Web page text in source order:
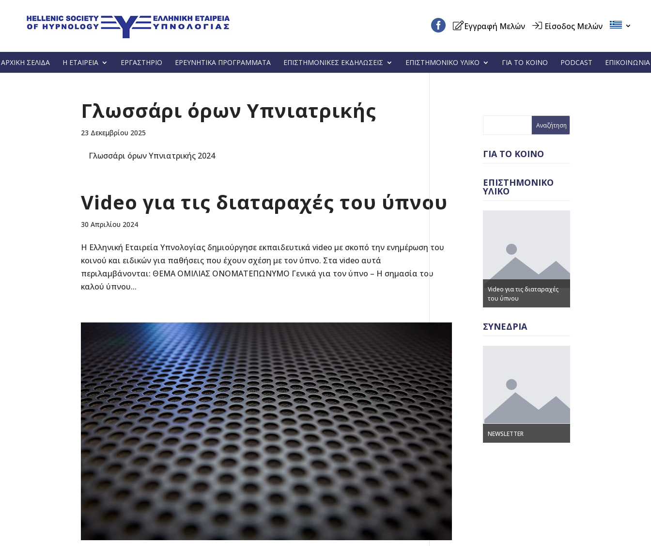
Εγγραφή Μελών Είσοδος Μελών
ΑΡΧΙΚΗ ΣΕΛΙΔΑ Η ΕΤΑΙΡΕΙΑ ΕΡΓΑΣΤΗΡΙΟ ΕΡΕΥΝΗΤΙΚΑ ΠΡΟΓΡΑΜΜΑΤΑ ΕΠΙΣΤΗΜΟΝΙΚΕΣ ΕΚΔΗΛΩΣΕΙΣ ΕΠΙΣΤΗΜΟΝΙΚΟ ΥΛΙΚΟ ΓΙΑ ΤΟ ΚΟΙΝΟ PODCAST ΕΠΙΚΟΙΝΩΝΙΑ
Γλωσσάρι όρων Υπνιατρικής
23 Δεκεμβρίου 2025
Γλωσσάρι όρων Υπνιατρικής 2024
Video για τις διαταραχές του ύπνου
30 Απριλίου 2024
Η Ελληνική Εταιρεία Υπνολογίας δημιούργησε εκπαιδευτικά video με σκοπό την ενημέρωση του
κοινού και ειδικών για παθήσεις που έχουν σχέση με τον ΄ύπνο. Στα video αυτά
περιλαμβάνονται: ΘΕΜΑ ΟΜΙΛΙΑΣ ΟΝΟΜΑΤΕΠΩΝΥΜΟ Γενικά για τον ύπνο – Η σημασία του
καλού ύπνου...
ΓΙΑ ΤΟ ΚΟΙΝΟ
ΕΠΙΣΤΗΜΟΝΙΚΟ
ΥΛΙΚΟ
ΛΑΓΟΦΘΑΛΜΟΣ: ΓΙΑΤΙ
ΜΕΡΙΚΟΙ ΑΝΘΡΩΠΟΙ
Video για τις διαταραχές
του ύπνου
ΣΥΝΕΔΡΙΑ
3ο ΣΕΜΙΝΑΡΙΟ ΤΕΧΝΙΚΩΝ
ΓΙΑ ΤΟ ΕΡΓΑΣΤΗΡΙΟ ΥΠΝΟΥ
NEWSLETTER NEWSLETTER